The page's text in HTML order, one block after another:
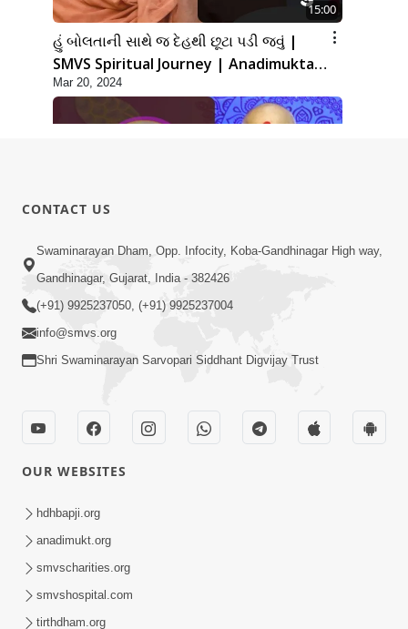
15:00
હું બોલતાની સાથે જ દેહથી છૂટા પડી જવું |
SMVS Spiritual Journey | Anadimukta
Gyan
Mar 20, 2024
17:00
હું કોણ છું ? ભાગ 1 | SMVS Spiritual
Journey | Anadimukta Gyan
હર્ષ-શોક, સુખ-દુખનું કારણ દેહભાવ | SMVS
Spiritual Journey | Anadimukta Gyan
CONTACT US
Swaminarayan Dham, Opp. Infocity, Koba-Gandhinagar High way,
Gandhinagar, Gujarat, India - 382426
(+91) 9925237050, (+91) 9925237004
info@smvs.org
Shri Swaminarayan Sarvopari Siddhant Digvijay Trust
OUR WEBSITES
hdhbapji.org
anadimukt.org
smvscharities.org
smvshospital.com
tirthdham.org